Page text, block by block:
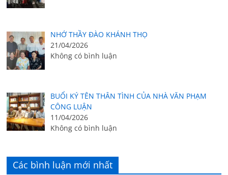
NHỚ THẦY ĐÀO KHÁNH THỌ
21/04/2026
Không có bình luận
BUỔI KÝ TÊN THÂN TÌNH CỦA NHÀ VĂN PHẠM
CÔNG LUẬN
11/04/2026
Không có bình luận
Các bình luận mới nhất